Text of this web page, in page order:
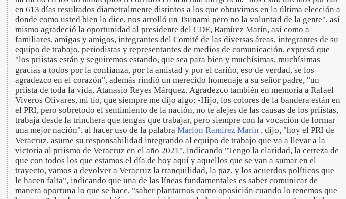
en 613 días resultados diametralmente distintos a los que obtuvimos en la última elección a
donde como usted bien lo dice, nos arrolló un Tsunami pero no la voluntad de la gente", así
mismo agradeció la oportunidad al presidente del CDE, Ramírez Marín, así como a
familiares, amigas y amigos, integrantes del Comité de las diversas áreas, integrantes de su
equipo de trabajo, periodistas y representantes de medios de comunicación, expresó que
"los priistas están y seguiremos estando, que sea para bien y muchísimas, muchísimas
gracias a todos por la confianza, por la amistad y por el cariño, eso de verdad, se los
agradezco en el corazón", además rindió un merecido homenaje a su señor padre, "un
priista de toda la vida, Atanasio Reyes Márquez. Agradezco también en memoria a Rafael
Viveros Olivares, mi tío, que siempre me dijo algo: -Hijo, los colores de la bandera están en
el PRI, pero sobretodo el sentimiento de la nación, no te alejes de las causas de los priistas,
trabaja desde la trinchera que tengas que trabajar, pero siempre con la vocación de formar
una mejor nación", al hacer uso de la palabra Marlon Ramírez Marín , dijo, "hoy el PRI de
Veracruz, asume su responsabilidad integrando al equipo de trabajo que va a llevar a la
victoria al priismo de Veracruz en el año 2021", indicando "Tengo la claridad, la certeza de
que con todos los que estamos el día de hoy aquí y aquellos que se van a sumar en el
trayecto, vamos a devolver a Veracruz la tranquilidad, la paz, y los acuerdos políticos que
le hacen falta", indicando que una de las líneas fundamentales es saber comunicar de
manera oportuna lo que se hace, "saber plantarnos como oposición cuando lo tenemos que